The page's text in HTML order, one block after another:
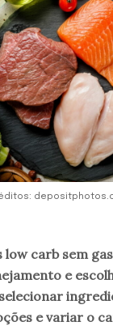
carb sem
e
e variar o